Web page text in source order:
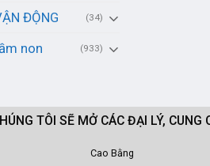
ĐỘNG (34)
non (933)
TÔI SẼ MỞ CÁC ĐẠI LÝ,
Cao Bằng